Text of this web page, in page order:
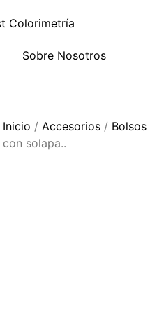
Colorimetría
Sobre Nosotros
Inicio / Accesorios / Bolsos
con solapa..